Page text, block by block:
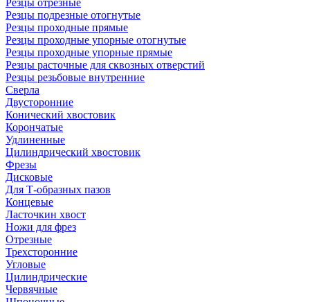
Резцы отрезные
Резцы подрезные отогнутые
Резцы проходные прямые
Резцы проходные упорные отогнутые
Резцы проходные упорные прямые
Резцы расточные для сквозных отверстий
Резцы резьбовые внутренние
Сверла
Двусторонние
Конический хвостовик
Корончатые
Удлиненные
Цилиндрический хвостовик
Фрезы
Дисковые
Для Т-образных пазов
Концевые
Ласточкин хвост
Ножи для фрез
Отрезные
Трехсторонние
Угловые
Цилиндрические
Червячные